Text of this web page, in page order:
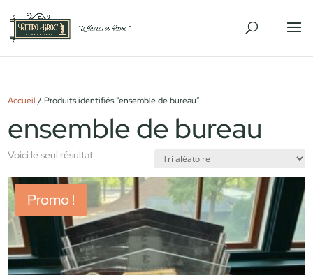
Accueil / Produits identifiés “ensemble de bureau”
ensemble de bureau
Voici le seul résultat
Promo !